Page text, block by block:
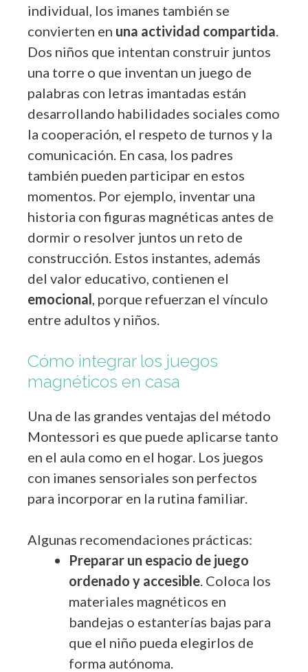
individual, los imanes también se
convierten en una actividad compartida
Dos niños que intentan construir juntos
una torre o que inventan un juego de
palabras con letras imantadas están
desarrollando habilidades sociales como
la cooperación, el respeto de turnos y la
comunicación. En casa, los padres
también pueden participar en estos
momentos. Por ejemplo, inventar una
historia con figuras magnéticas antes de
dormir o resolver juntos un reto de
construcción. Estos instantes, además
del valor educativo, contienen el
emocional , porque refuerzan el vínculo
entre adultos y niños.
Cómo integrar los juegos
magnéticos en casa
Una de las grandes ventajas del método
Montessori es que puede aplicarse tanto
en el aula como en el hogar. Los juegos
con imanes sensoriales son perfectos
para incorporar en la rutina familiar.
Algunas recomendaciones prácticas:
Preparar un espacio de juego
ordenado y accesible . Coloca los
materiales magnéticos en
bandejas o estanterías bajas para
que el niño pueda elegirlos de
forma autónoma.